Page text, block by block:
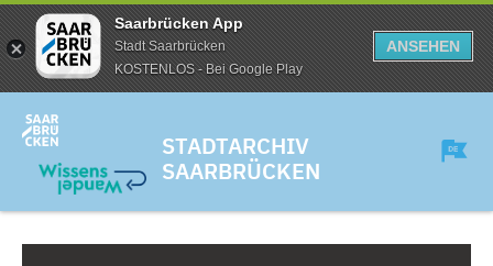
Saarbrücken App
Stadt Saarbrücken
KOSTENLOS - Bei Google Play
ANSEHEN
STADTARCHIV
SAARBRÜCKEN